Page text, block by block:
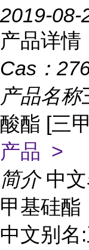
2019-08-
产品详情
Cas：
产品名称
酸酯 [三
产品 >
简介 中
甲基硅酯
中文别名